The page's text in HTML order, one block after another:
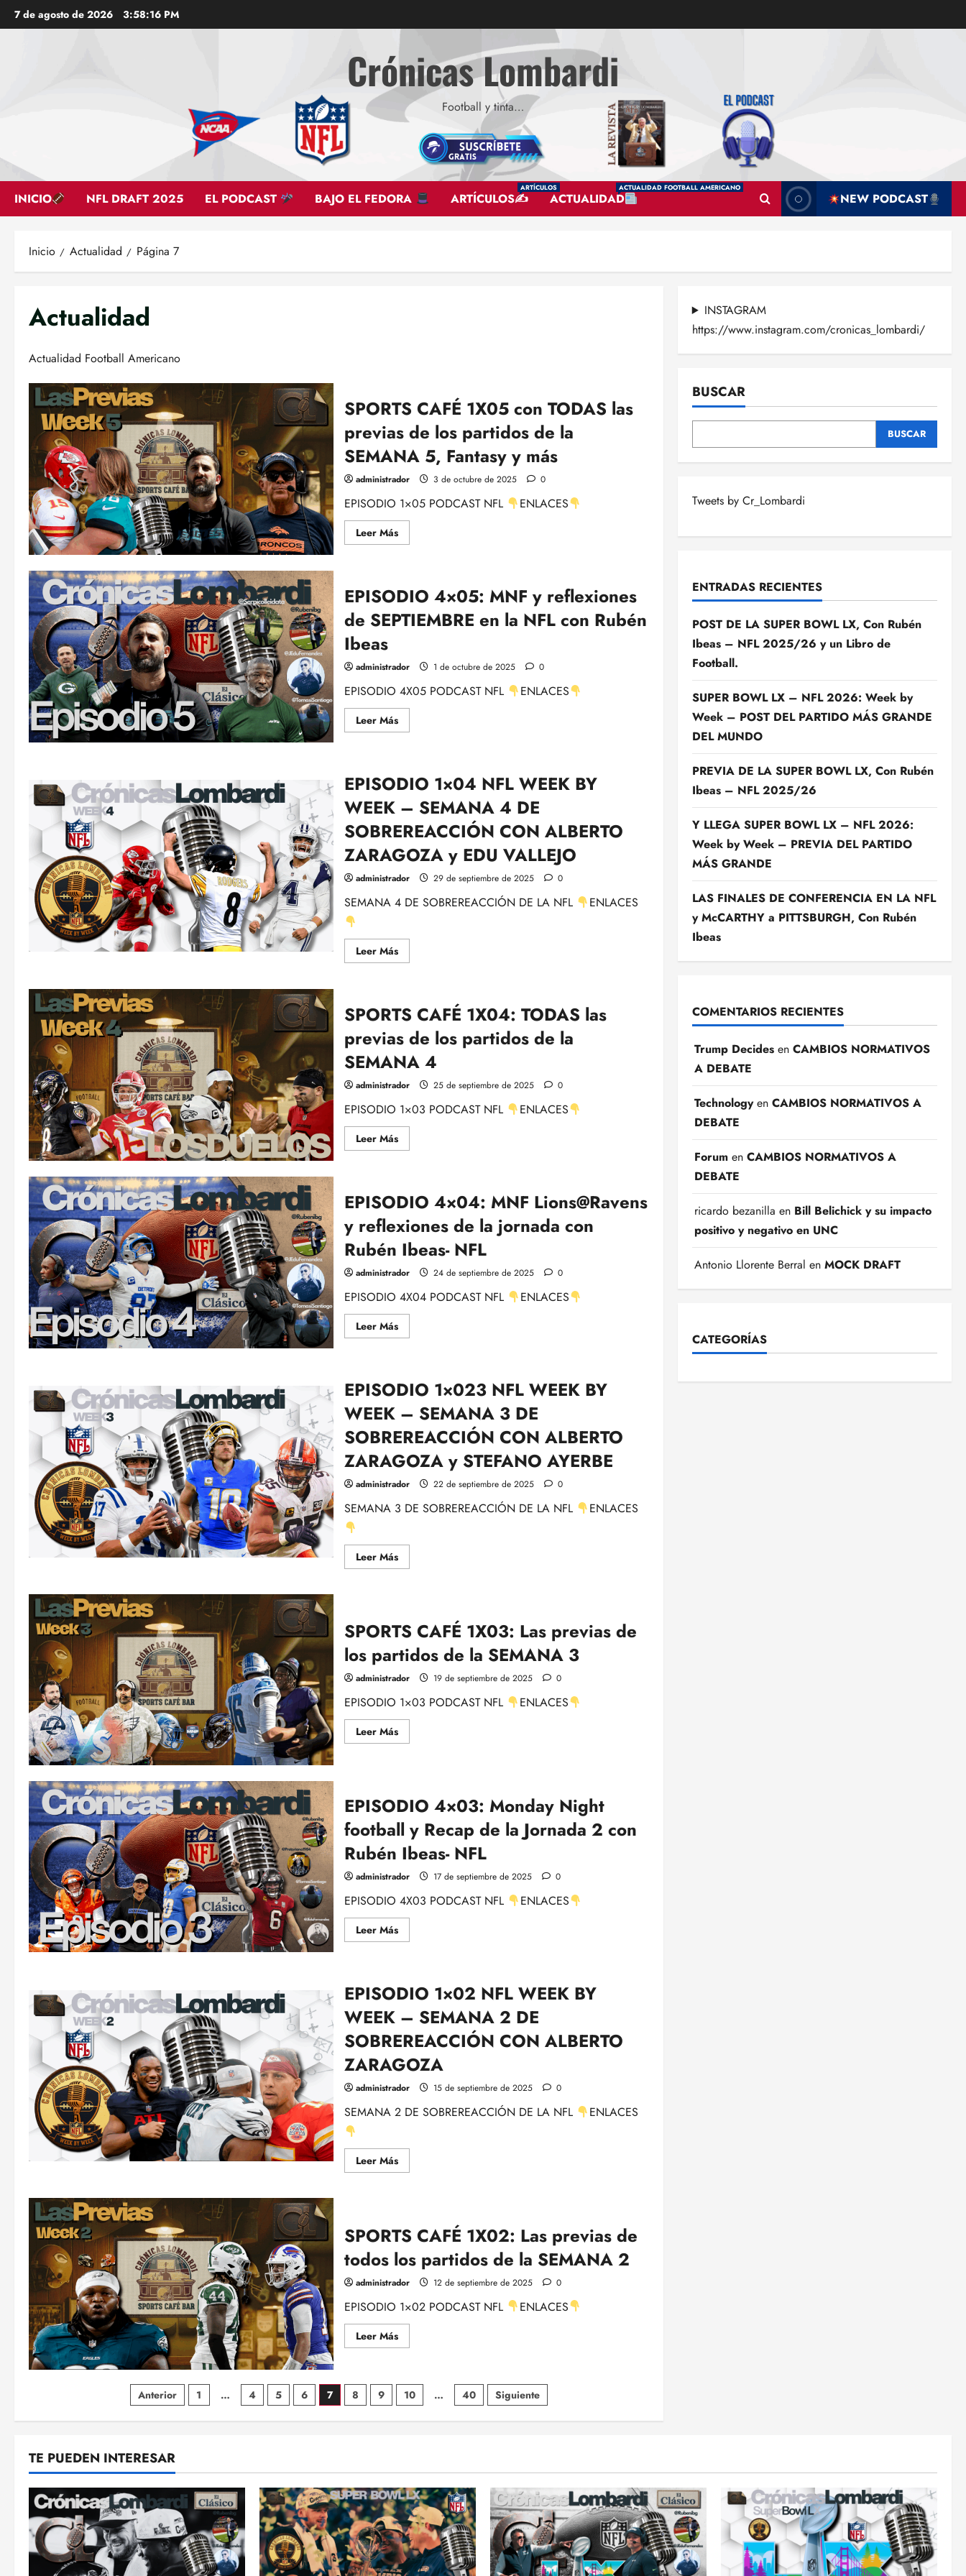
Saltar
al
7 de agosto de 2026 3:58:17 PM
Crónicas Lombardi
Football y tinta…
INICIO NFL DRAFT 2025 EL PODCAST BAJO EL FEDORA ARTÍCULOS✍
ARTÍCULOS
ACTUALIDAD
ACTUALIDAD FOOTBALL AMERICANO
NEW PODCAST
Inicio Actualidad Página 7
Actualidad
Actualidad Football Americano
SPORTS CAFÉ 1X05 con TODAS las
previas de los partidos de la
SEMANA 5, Fantasy y más
administrador 3 de octubre de 2025 0
EPISODIO 1×05 PODCAST NFL ENLACES
Leer MásLeer
más
1X05
con
TODAS
las
partidos
de
la
SEMANA
Fantasy
y
más
EPISODIO 4×05: MNF y reflexiones
de SEPTIEMBRE en la NFL con Rubén
Ibeas
administrador 1 de octubre de 2025 0
EPISODIO 4X05 PODCAST NFL ENLACES
Leer MásLeer
más
MNF
y
reflexiones
de
en
la
NFL
con
Rubén
Ibeas
EPISODIO 1×04 NFL WEEK BY
WEEK – SEMANA 4 DE
SOBREREACCIÓN CON ALBERTO
ZARAGOZA y EDU VALLEJO
administrador 29 de septiembre de 2025 0
SEMANA 4 DE SOBREREACCIÓN DE LA NFL ENLACES
Leer MásLeer
más
NFL
WEEK
WEEK
SEMANA
4
DE
SOBREREACCIÓN
CON
ALBERTO
y
EDU
VALLEJO
SPORTS CAFÉ 1X04: TODAS las
previas de los partidos de la
SEMANA 4
administrador 25 de septiembre de 2025 0
EPISODIO 1×03 PODCAST NFL ENLACES
Leer MásLeer
más
1X04:
TODAS
las
previas
de
los
partidos
de
la
SEMANA
4
EPISODIO 4×04: MNF Lions@Ravens
y reflexiones de la jornada con
Rubén Ibeas- NFL
administrador 24 de septiembre de 2025 0
EPISODIO 4X04 PODCAST NFL ENLACES
Leer MásLeer
más
MNF
Lions@Ravens
reflexiones
la
jornada
con
Rubén
Ibeas-
NFL
EPISODIO 1×023 NFL WEEK BY
WEEK – SEMANA 3 DE
SOBREREACCIÓN CON ALBERTO
ZARAGOZA y STEFANO AYERBE
administrador 22 de septiembre de 2025 0
SEMANA 3 DE SOBREREACCIÓN DE LA NFL ENLACES
Leer MásLeer
más
WEEK
BY
WEEK
–
3
SOBREREACCIÓN
CON
ALBERTO
ZARAGOZA
y
STEFANO
SPORTS CAFÉ 1X03: Las previas de
los partidos de la SEMANA 3
administrador 19 de septiembre de 2025 0
EPISODIO 1×03 PODCAST NFL ENLACES
Leer MásLeer
más
Las
previas
de
los
partidos
de
la
SEMANA
3
EPISODIO 4×03: Monday Night
football y Recap de la Jornada 2 con
Rubén Ibeas- NFL
administrador 17 de septiembre de 2025 0
EPISODIO 4X03 PODCAST NFL ENLACES
Leer MásLeer
más
Monday
Night
football
y
de
la
Jornada
2
con
Rubén
NFL
EPISODIO 1×02 NFL WEEK BY
WEEK – SEMANA 2 DE
SOBREREACCIÓN CON ALBERTO
ZARAGOZA
administrador 15 de septiembre de 2025 0
SEMANA 2 DE SOBREREACCIÓN DE LA NFL ENLACES
Leer MásLeer
más
WEEK
BY
WEEK
–
SEMANA
2
SOBREREACCIÓN
CON
ALBERTO
ZARAGOZA
SPORTS CAFÉ 1X02: Las previas de
todos los partidos de la SEMANA 2
administrador 12 de septiembre de 2025 0
EPISODIO 1×02 PODCAST NFL ENLACES
Leer MásLeer
más
CAFÉ
1X02:
Las
de
la
SEMANA
2
Paginación
de
entradas
Anterior 1 … 4 5 6 7 8 9 10 … 40 Siguiente
INSTAGRAM
https://www.instagram.com/cronicas_lombardi/
BUSCAR
BUSCAR
Tweets by Cr_Lombardi
ENTRADAS RECIENTES
POST DE LA SUPER BOWL LX, Con Rubén
Ibeas – NFL 2025/26 y un Libro de
Football.
SUPER BOWL LX – NFL 2026: Week by
Week – POST DEL PARTIDO MÁS GRANDE
DEL MUNDO
PREVIA DE LA SUPER BOWL LX, Con Rubén
Ibeas – NFL 2025/26
Y LLEGA SUPER BOWL LX – NFL 2026:
Week by Week – PREVIA DEL PARTIDO
MÁS GRANDE
LAS FINALES DE CONFERENCIA EN LA NFL
y McCARTHY a PITTSBURGH, Con Rubén
Ibeas
COMENTARIOS RECIENTES
Trump Decidesen CAMBIOS NORMATIVOS
A DEBATE
Technologyen CAMBIOS NORMATIVOS A
DEBATE
Forumen CAMBIOS NORMATIVOS A
DEBATE
ricardo bezanilla en Bill Belichick y su impacto
positivo y negativo en UNC
Antonio Llorente Berral en MOCK DRAFT
CATEGORÍAS
TE PUEDEN INTERESAR